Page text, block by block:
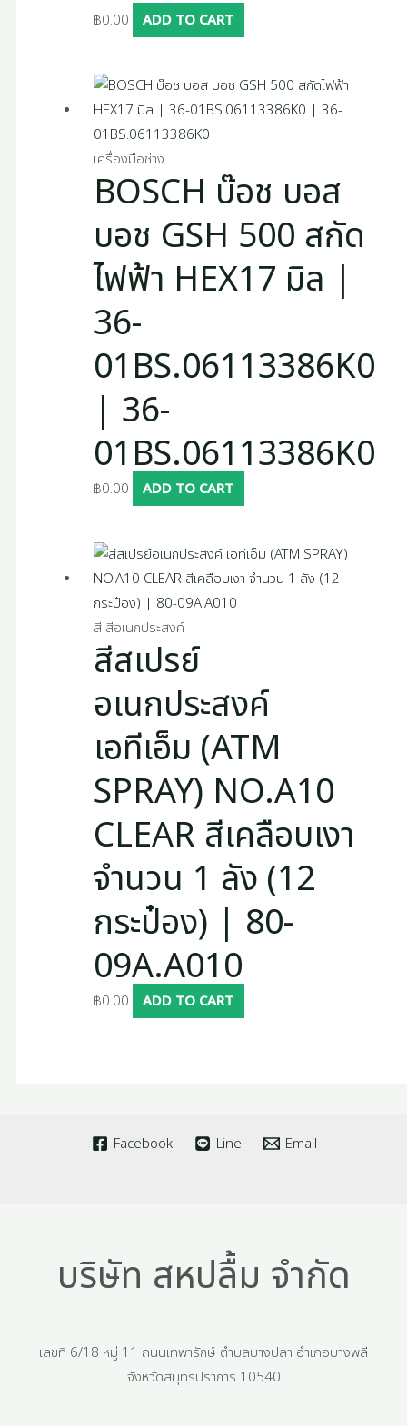
฿0.00 ADD TO CART
เครื่องมือช่าง
BOSCH บ๊อช บอส
บอช GSH 500 สกัด
ไฟฟ้า HEX17 มิล |
36-
01BS.06113386K0
| 36-
01BS.06113386K0
฿0.00 ADD TO CART
สี สีอเนกประสงค์
สีสเปรย์
อเนกประสงค์
เอทีเอ็ม (ATM
SPRAY) NO.A10
CLEAR สีเคลือบเงา
จำนวน 1 ลัง (12
กระป๋อง) | 80-
09A.A010
฿0.00 ADD TO CART
Facebook Line Email
บริษัท สหปลื้ม จำกัด
เลขที่ 6/18 หมู่ 11 ถนนเทพารักษ์ ตำบลบางปลา อำเภอบางพลี
จังหวัดสมุทรปราการ 10540